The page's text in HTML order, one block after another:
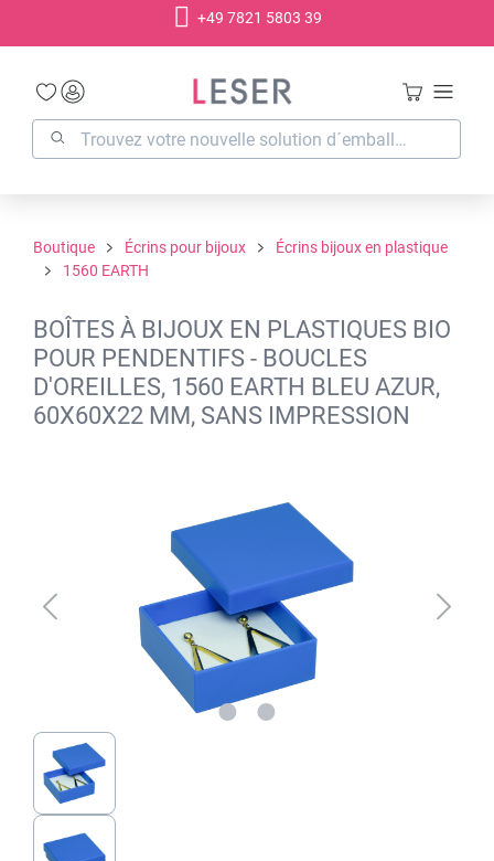
+49 7821 5803 39
Boutique Écrins pour bijoux
Écrins bijoux en plastique
1560 EARTH
BOÎTES À BIJOUX EN PLASTIQUES BIO
POUR PENDENTIFS - BOUCLES
D'OREILLES, 1560 EARTH BLEU AZUR,
60X60X22 MM, SANS IMPRESSION